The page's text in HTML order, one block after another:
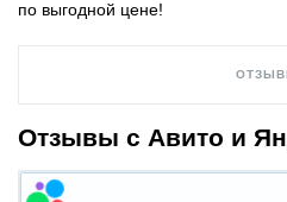
по выгодной цене!
Отзывы с Авито и